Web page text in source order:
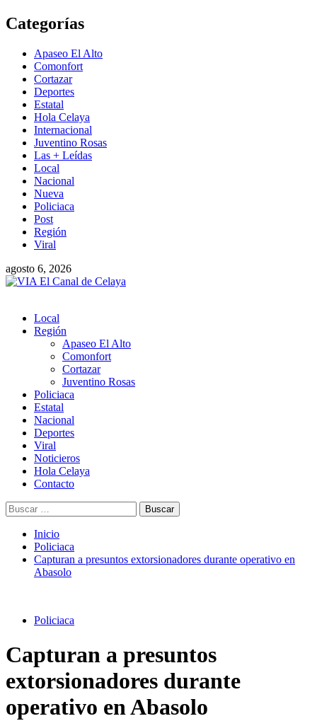
Saltar
al
Categorías
Apaseo El Alto
Comonfort
Cortazar
Deportes
Estatal
Hola Celaya
Internacional
Juventino Rosas
Las + Leídas
Local
Nacional
Nueva
Policiaca
Post
Región
Viral
agosto 6, 2026
Menú
principal
Local
Región
Apaseo El Alto
Comonfort
Cortazar
Juventino Rosas
Policiaca
Estatal
Nacional
Deportes
Viral
Noticieros
Hola Celaya
Contacto
Buscar:
Inicio
Policiaca
Capturan a presuntos extorsionadores durante operativo en
Abasolo
Policiaca
Capturan a presuntos
extorsionadores durante
operativo en Abasolo